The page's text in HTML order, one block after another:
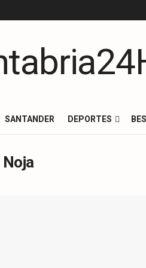
SANTANDER DEPORTES
Noja